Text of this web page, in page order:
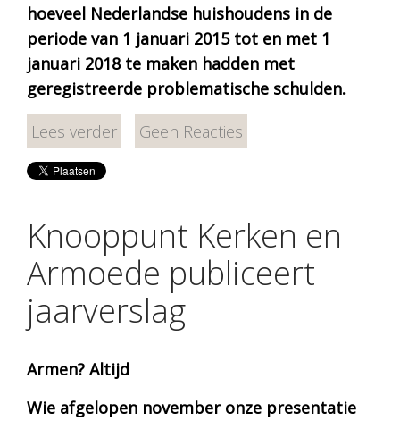
hoeveel Nederlandse huishoudens in de
periode van 1 januari 2015 tot en met 1
januari 2018 te maken hadden met
geregistreerde problematische schulden.
Lees verder
Geen Reacties
Knooppunt Kerken en
Armoede publiceert
jaarverslag
Armen? Altijd
Wie afgelopen november onze presentatie